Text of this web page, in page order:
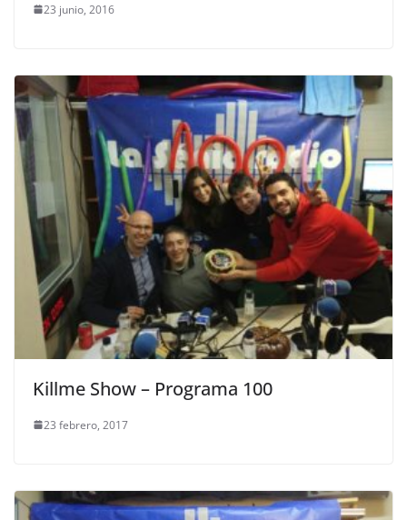
23 junio, 2016
Killme Show – Programa 100
23 febrero, 2017